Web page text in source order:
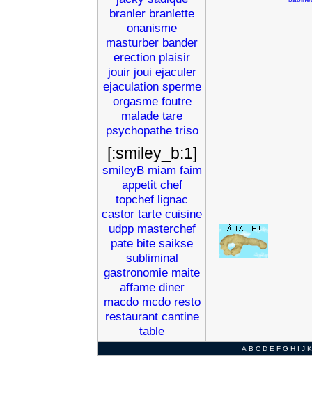
branler branlette
onanisme
masturber bander
erection plaisir
jouir joui ejaculer
ejaculation sperme
orgasme foutre
malade tare
psychopathe triso
[:smiley_b:1]
smileyB miam faim
appetit chef
topchef lignac
castor tarte cuisine
udpp masterchef
pate bite saikse
subliminal
gastronomie maite
affame diner
macdo mcdo resto
restaurant cantine
table
A B C D E F G H I J K